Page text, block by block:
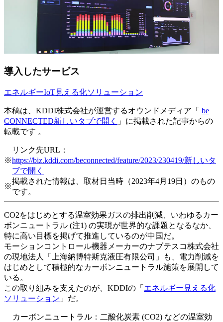
導入したサービス
エネルギーIoT見える化ソリューション
本稿は、KDDI株式会社が運営するオウンドメディア「 be
CONNECTED新しいタブで開く
」に掲載された記事からの
転載です 。
※
リンク先URL：
https://biz.kddi.com/beconnected/feature/2023/230419/新しいタ
ブで開く
※
掲載された情報は、取材日当時（2023年4月19日）のもの
です。
CO2をはじめとする温室効果ガスの排出削減、いわゆるカー
ボンニュートラル (注1) の実現が世界的な課題となるなか、
特に高い目標を掲げて推進しているのが中国だ。
モーションコントロール機器メーカーのナブテスコ株式会社
の現地法人「上海納博特斯克液圧有限公司」も、電力削減を
はじめとして積極的なカーボンニュートラル施策を展開して
いる。
この取り組みを支えたのが、KDDIの「 エネルギー見える化
ソリューション 」だ。
カーボンニュートラル：二酸化炭素 (CO2) などの温室効